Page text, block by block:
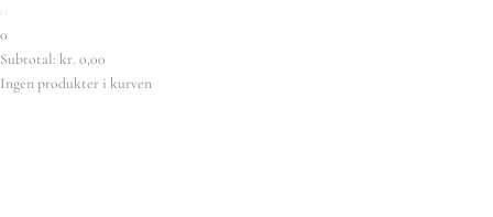
0
0
Subtotal: kr. 0,00
Ingen produkter i kurven